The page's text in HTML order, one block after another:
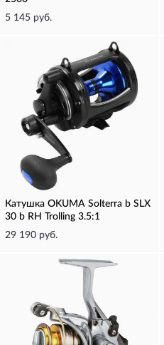
5 145 руб.
Катушка OKUMA Solterra b SLX
30 b RH Trolling 3.5:1
29 190 руб.